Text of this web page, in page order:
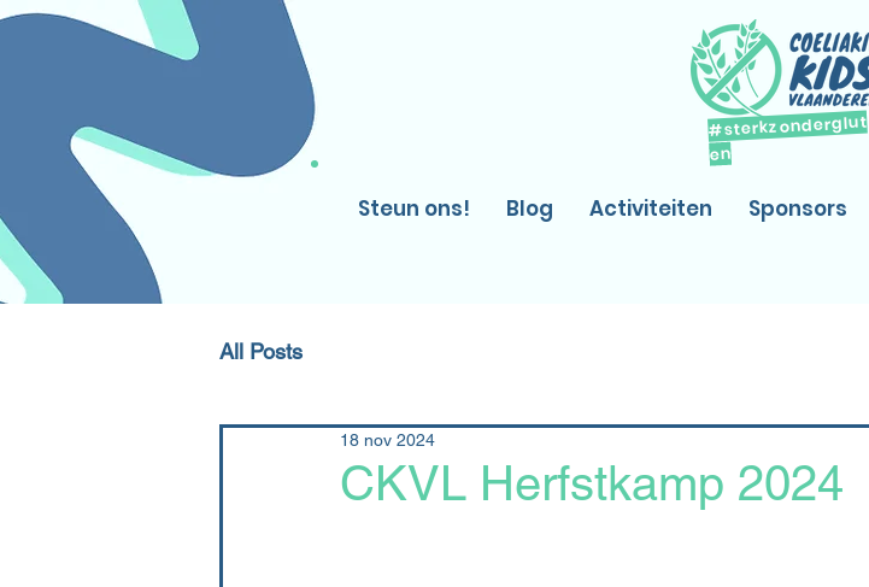
Steun ons! Blog Activiteiten Sponsors
#sterkzonderglut
en
All Posts
CKVL Herfstkamp 2024
18 nov 2024